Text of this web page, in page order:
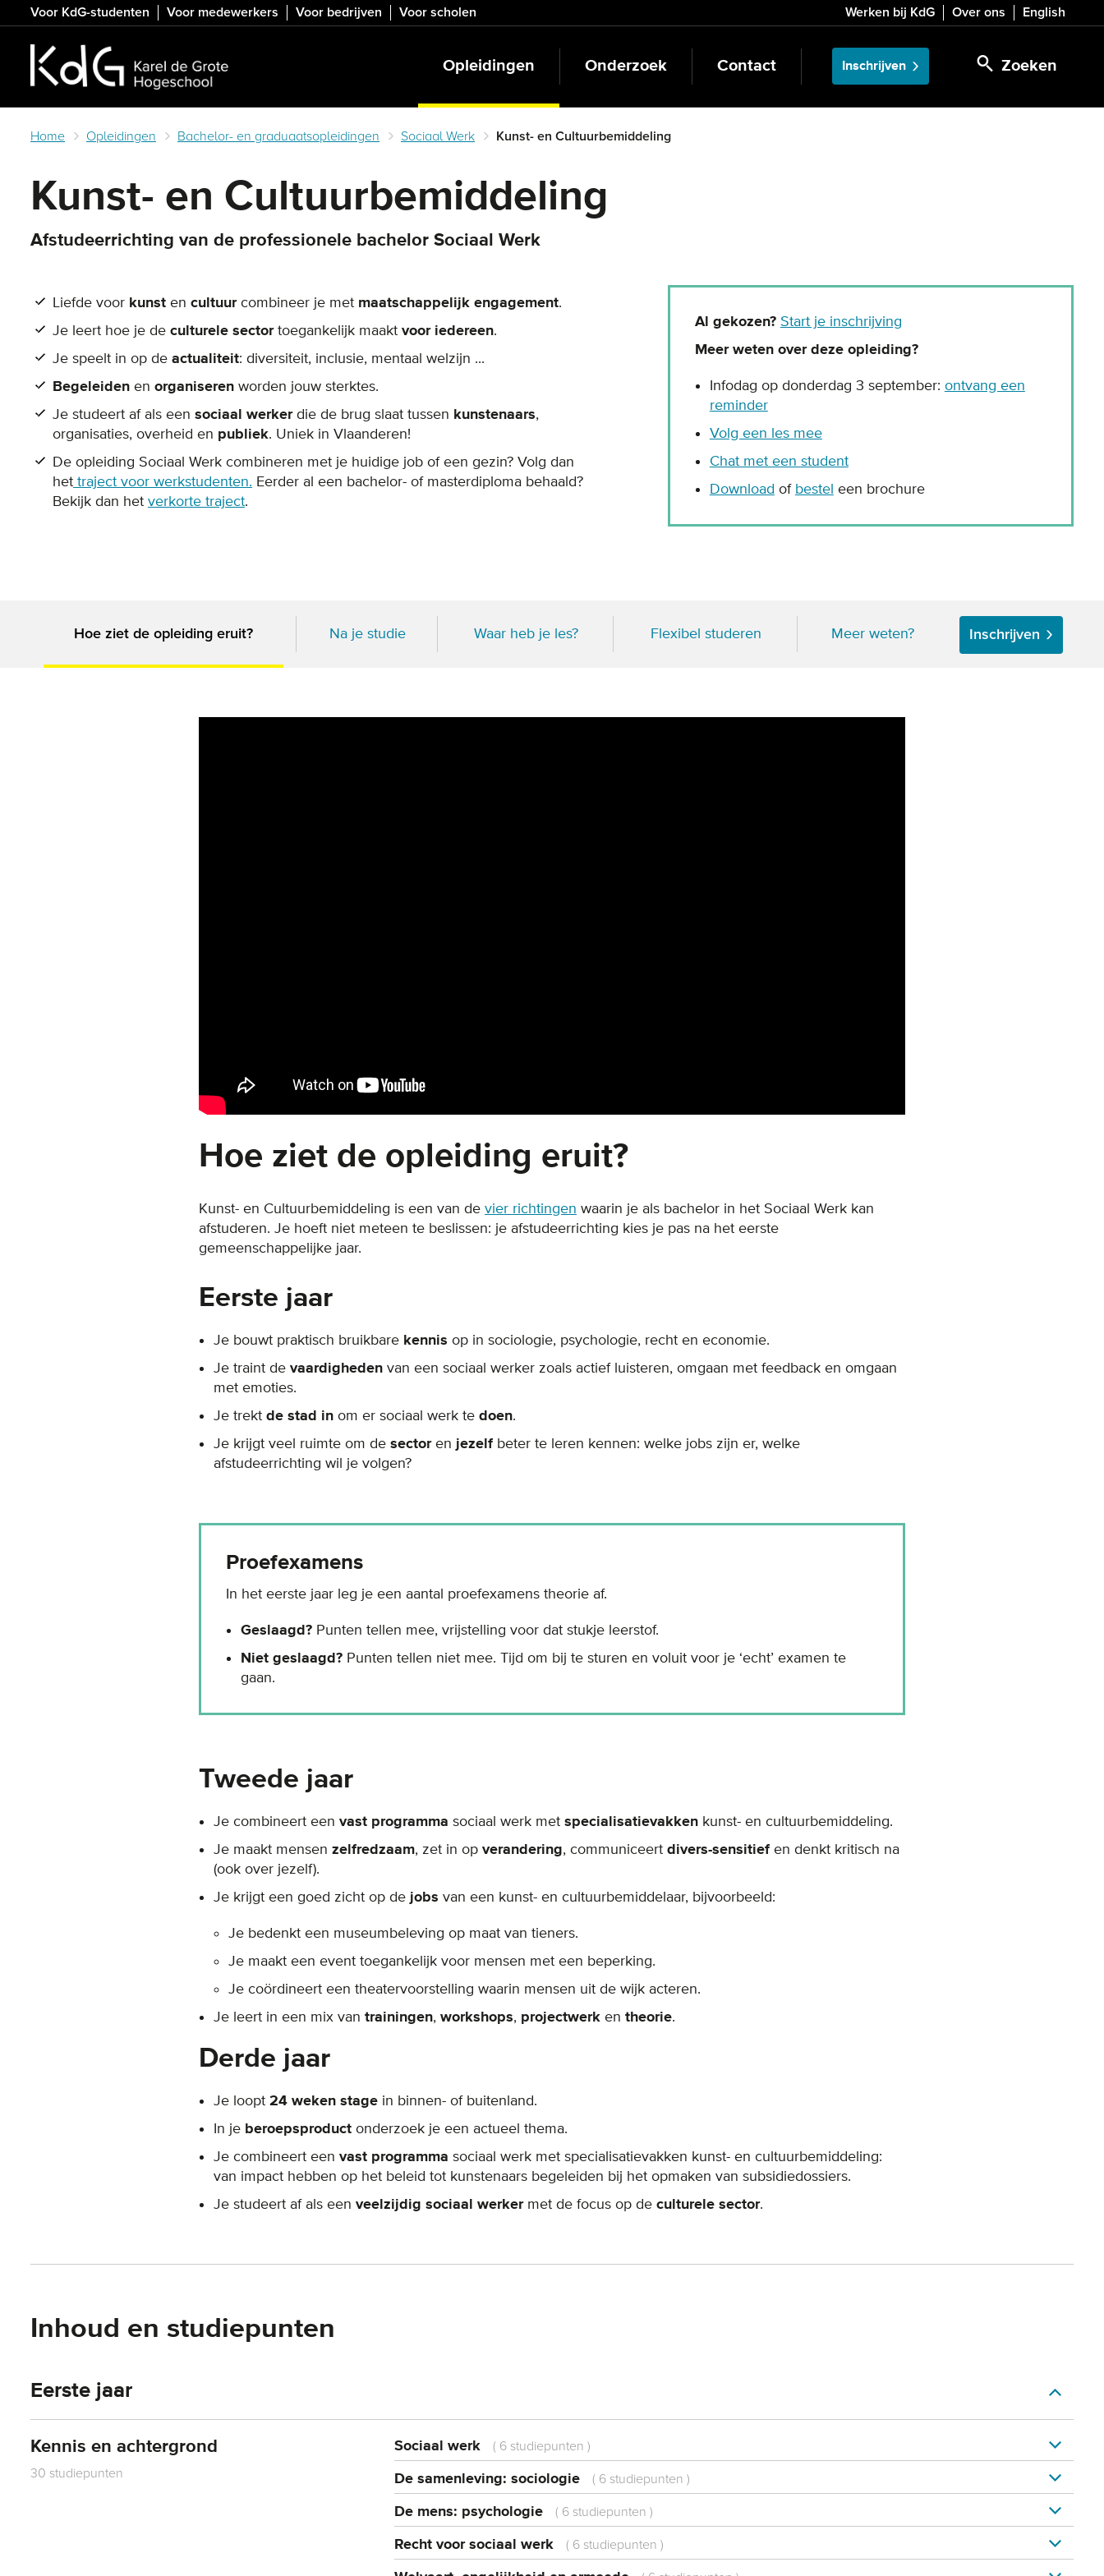
to
main
content
Voor KdG-studenten Voor medewerkers Voor bedrijven Voor scholen Werken bij KdG Over ons English
Zoeken
Opleidingen Onderzoek Contact Inschrijven
Home Opleidingen Bachelor- en graduaatsopleidingen Sociaal Werk Kunst- en Cultuurbemiddeling
Kunst- en Cultuurbemiddeling
Afstudeerrichting van de professionele bachelor Sociaal Werk
Liefde voor kunst en cultuurcombineer je met maatschappelijk engagement.
Je leert hoe je de culturele sectortoegankelijk maakt voor iedereen.
Je speelt in op de actualiteit: diversiteit, inclusie, mentaal welzijn ...
Begeleiden en organiseren worden jouw sterktes.
Je studeert af als een sociaal werkerdie de brug slaat tussen kunstenaars,
organisaties, overheid en publiek. Uniek in Vlaanderen!
De opleiding Sociaal Werk combineren met je huidige job of een gezin? Volg dan
het traject voor werkstudenten. Eerder al een bachelor- of masterdiploma behaald?
Bekijk dan het verkorte traject.
Al gekozen? Start je inschrijving
Meer weten over deze opleiding?
Infodag op donderdag 3 september: ontvang een
reminder
Volg een les mee
Chat met een student
Download of bestel een brochure
Hoe ziet de opleiding eruit? Na je studie Waar heb je les? Flexibel studeren Meer weten? Inschrijven
Hoe ziet de opleiding eruit?
Kunst- en Cultuurbemiddeling is een van de vier richtingen waarin je als bachelor in het Sociaal Werk kan
afstuderen. Je hoeft niet meteen te beslissen: je afstudeerrichting kies je pas na het eerste
gemeenschappelijke jaar.
Eerste jaar
Je bouwt praktisch bruikbare kennis op in sociologie, psychologie, recht en economie.
Je traint de vaardigheden van een sociaal werker zoals actief luisteren, omgaan met feedback en omgaan
met emoties.
Je trekt de stad in om er sociaal werk te doen.
Je krijgt veel ruimte om de sectoren jezelf beter te leren kennen: welke jobs zijn er, welke
afstudeerrichting wil je volgen?
Proefexamens
In het eerste jaar leg je een aantal proefexamens theorie af.
Geslaagd? Punten tellen mee, vrijstelling voor dat stukje leerstof.
Niet geslaagd? Punten tellen niet mee. Tijd om bij te sturen en voluit voor je ‘echt’ examen te
gaan.
Tweede jaar
Je combineert een vast programma sociaal werk met specialisatievakken kunst- en cultuurbemiddeling.
Je maakt mensen zelfredzaam, zet in op verandering, communiceert divers-sensitiefen denkt kritisch na
(ook over jezelf).
Je krijgt een goed zicht op de jobs van een kunst- en cultuurbemiddelaar, bijvoorbeeld:
Je bedenkt een museumbeleving op maat van tieners.
Je maakt een event toegankelijk voor mensen met een beperking.
Je coördineert een theatervoorstelling waarin mensen uit de wijk acteren.
Je leert in een mix van trainingen, workshops, projectwerk en theorie.
Derde jaar
Je loopt 24 weken stage in binnen- of buitenland.
In je beroepsproduct onderzoek je een actueel thema.
Je combineert een vast programma sociaal werk met specialisatievakken kunst- en cultuurbemiddeling:
van impact hebben op het beleid tot kunstenaars begeleiden bij het opmaken van subsidiedossiers.
Je studeert af als een veelzijdig sociaal werkermet de focus op de culturele sector.
Inhoud en studiepunten
Eerste jaar
Kennis en achtergrond
30 studiepunten
Sociaal werk ( 6 studiepunten )
De samenleving: sociologie ( 6 studiepunten )
De mens: psychologie ( 6 studiepunten )
Recht voor sociaal werk ( 6 studiepunten )